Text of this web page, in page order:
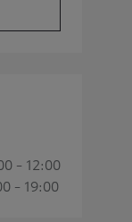
- 12:00
- 19:00